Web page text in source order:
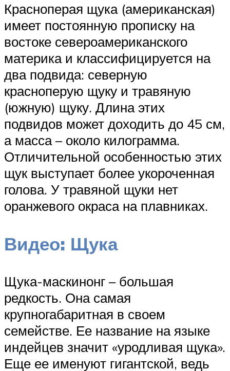
Красноперая щука (американская)
имеет постоянную прописку на
востоке североамериканского
материка и классифицируется на
два подвида: северную
красноперую щуку и травяную
(южную) щуку. Длина этих
подвидов может доходить до 45 см,
а масса – около килограмма.
Отличительной особенностью этих
щук выступает более укороченная
голова. У травяной щуки нет
оранжевого окраса на плавниках.
Видео: Щука
Щука-маскинонг – большая
редкость. Она самая
крупногабаритная в своем
семействе. Ее название на языке
индейцев значит «уродливая щука».
Еще ее именуют гигантской, ведь